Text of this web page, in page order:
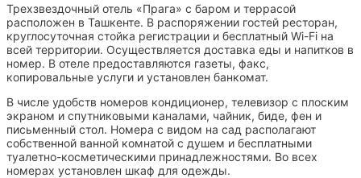
Трехзвездочный отель «Прага» с баром и террасой
расположен в Ташкенте. В распоряжении гостей ресторан,
круглосуточная стойка регистрации и бесплатный Wi-Fi на
всей территории. Осуществляется доставка еды и напитков в
номер. В отеле предоставляются газеты, факс,
копировальные услуги и установлен банкомат.
В числе удобств номеров кондиционер, телевизор с плоским
экраном и спутниковыми каналами, чайник, биде, фен и
письменный стол. Номера с видом на сад располагают
собственной ванной комнатой с душем и бесплатными
туалетно-косметическими принадлежностями. Во всех
номерах установлен шкаф для одежды.